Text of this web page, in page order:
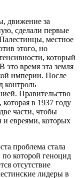
движение за
сделали первые
местное
этого, но
который
это время эта земля
империи. После
контроль
Правительство
в 1937 году
части, чтобы
и евреями, которых
проблема стала
которой геноцид
отсутствие
лидеры в